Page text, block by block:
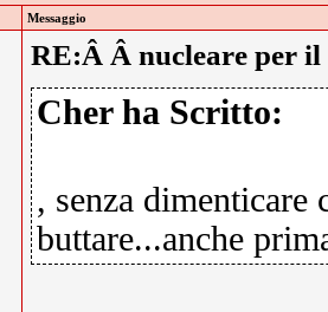
Messaggio
RE:Â Â nucleare per il
Cher ha Scritto:
, senza dimenticare
buttare...anche